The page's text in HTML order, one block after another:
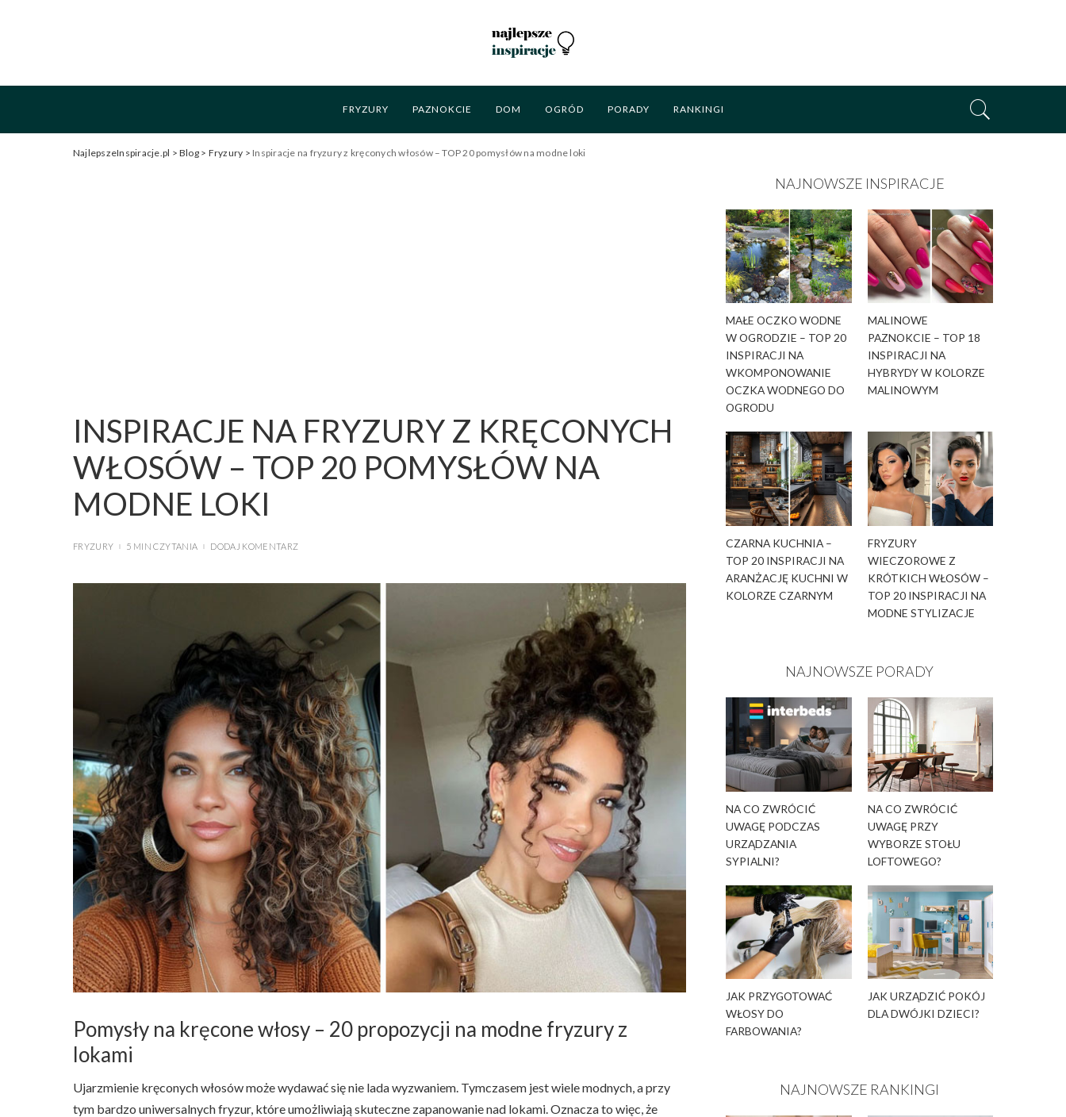
FRYZURY PAZNOKCIE DOM OGRÓD PORADY RANKINGI
NajlepszeInspiracje.pl >Blog> Fryzury > Inspiracje na fryzury z kręconych włosów – TOP 20 pomysłów na modne loki
INSPIRACJE NA FRYZURY Z KRĘCONYCH
WŁOSÓW – TOP 20 POMYSŁÓW NA
MODNE LOKI
FRYZURY 5 MIN CZYTANIA DODAJ KOMENTARZ
Pomysły na kręcone włosy – 20 propozycji na modne fryzury z
lokami
Ujarzmienie kręconych włosów może wydawać się nie lada wyzwaniem. Tymczasem jest wiele modnych, a przy
tym bardzo uniwersalnych fryzur, które umożliwiają skuteczne zapanowanie nad lokami. Oznacza to więc, że
NAJNOWSZE INSPIRACJE
MAŁE OCZKO WODNE
W OGRODZIE – TOP 20
INSPIRACJI NA
WKOMPONOWANIE
OCZKA WODNEGO DO
OGRODU
MALINOWE
PAZNOKCIE – TOP 18
INSPIRACJI NA
HYBRYDY W KOLORZE
MALINOWYM
CZARNA KUCHNIA –
TOP 20 INSPIRACJI NA
ARANŻACJĘ KUCHNI W
KOLORZE CZARNYM
FRYZURY
WIECZOROWE Z
KRÓTKICH WŁOSÓW –
TOP 20 INSPIRACJI NA
MODNE STYLIZACJE
NAJNOWSZE PORADY
NA CO ZWRÓCIĆ
UWAGĘ PODCZAS
URZĄDZANIA
SYPIALNI?
NA CO ZWRÓCIĆ
UWAGĘ PRZY
WYBORZE STOŁU
LOFTOWEGO?
JAK PRZYGOTOWAĆ
WŁOSY DO
FARBOWANIA?
JAK URZĄDZIĆ POKÓJ
DLA DWÓJKI DZIECI?
NAJNOWSZE RANKINGI